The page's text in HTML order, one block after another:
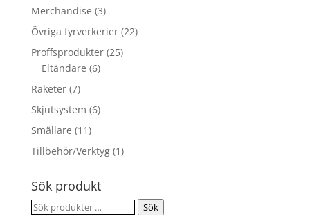
Merchandise (3)
Övriga fyrverkerier (22)
Proffsprodukter (25)
Eltändare (6)
Raketer (7)
Skjutsystem (6)
Smällare (11)
Tillbehör/Verktyg (1)
Sök produkt
Sök
Sök